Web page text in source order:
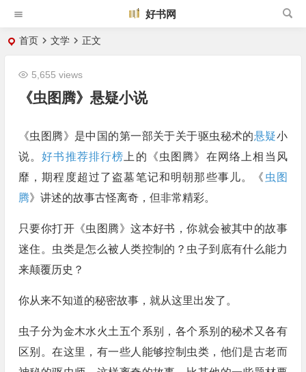
好书网
首页 文学 正文
《虫图腾》悬疑小说
5,655 views
《虫图腾》是中国的第一部关于关于驱虫秘术的悬疑小
说。好书推荐排行榜 上的《虫图腾》在网络上相当风
靡，期程度超过了盗墓笔记和明朝那些事儿。《 虫图
腾》讲述的故事古怪离奇，但非常精彩。
只要你打开《虫图腾》这本好书，你就会被其中的故事
迷住。虫类是怎么被人类控制的？虫子到底有什么能力
来颠覆历史？
你从来不知道的秘密故事，就从这里出发了。
虫子分为金木水火土五个系别，各个系别的秘术又各有
区别。在这里，有一些人能够控制虫类，他们是古老而